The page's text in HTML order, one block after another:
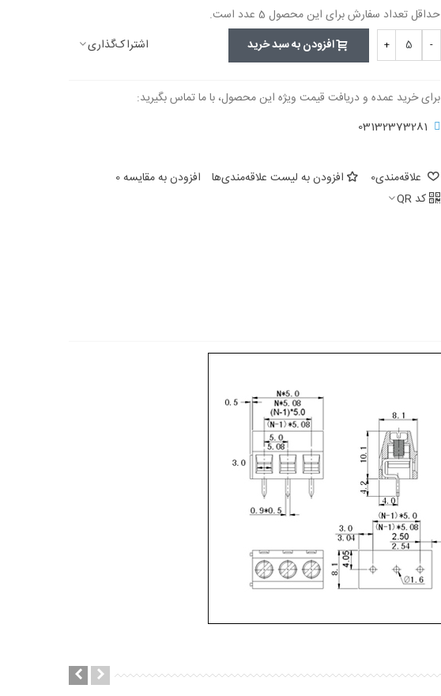
حداقل تعداد سفارش برای این محصول 5 عدد است.
-
+ افزودن به سبد خرید اشتراک‌گذاری
برای خرید عمده و دریافت قیمت ویژه این محصول، با ما تماس بگیرید:
03132373281
علاقه‌مندی0 افزودن به لیست علاقه‌مندی‌ها افزودن به مقایسه0
کد QR